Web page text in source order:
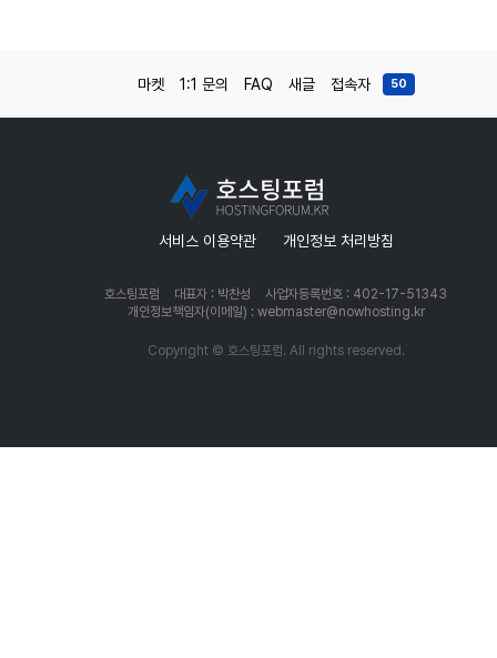
마켓 1:1 문의 FAQ 새글 접속자 50
서비스 이용약관 개인정보 처리방침
호스팅포럼 대표자 : 박찬성
사업자등록번호 : 402-17-51343
개인정보책임자(이메일) : webmaster@nowhosting.kr
Copyright © 호스팅포럼. All rights reserved.